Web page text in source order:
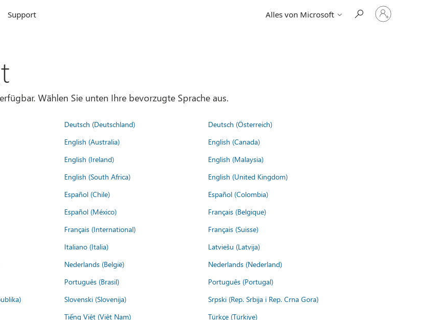
Support Alles von Microsoft
Bei
Ihrem
Konto
Wählen Sie unten Ihre bevorzugte Sprache aus.
Deutsch (Deutschland)
Deutsch (Österreich)
English (Australia)
English (Canada)
English (Ireland)
English (Malaysia)
English (South Africa)
English (United Kingdom)
Español (Chile)
Español (Colombia)
Español (México)
Français (Belgique)
Français (International)
Français (Suisse)
Italiano (Italia)
Latviešu (Latvija)
Nederlands (België)
Nederlands (Nederland)
Português (Brasil)
Português (Portugal)
Slovenski (Slovenija)
Srpski (Rep. Srbija i Rep. Crna Gora)
Tiếng Việt (Việt Nam)
Türkçe (Türkiye)